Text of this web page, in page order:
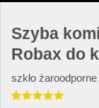
Szyba
Robax do
szkło